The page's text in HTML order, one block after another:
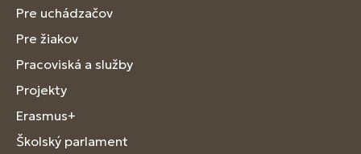
Pre uchádzačov
Pre žiakov
Pracoviská a služby
Projekty
Erasmus+
Školský parlament